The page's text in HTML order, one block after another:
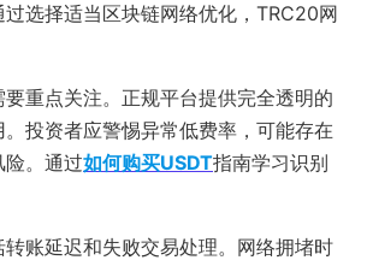
选择适当区块链网络优化，TRC20网
重点关注。正规平台提供完全透明的
投资者应警惕异常低费率，可能存在
。通过如何购买USDT指南学习识别
账延迟和失败交易处理。网络拥堵时